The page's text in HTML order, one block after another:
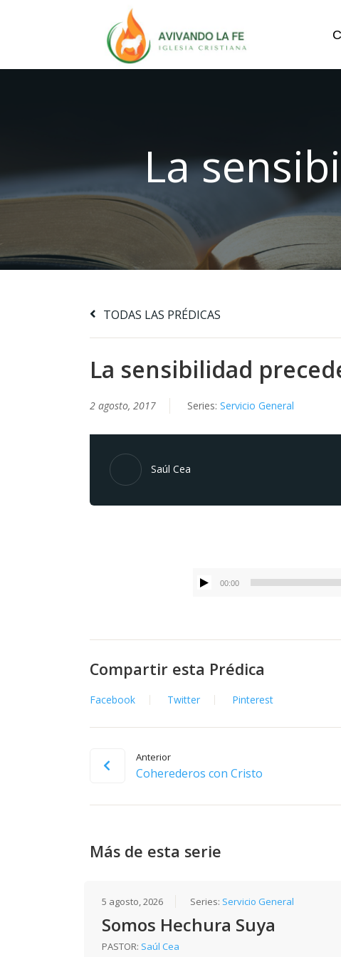
La
TODAS LAS PRÉDICAS
La sensibilidad
2 agosto, 2017 Series: Servicio General
Saúl Cea
00:00
Compartir esta Prédica
Facebook Twitter Pinterest
Anterior
Coherederos con Cristo
Más de esta serie
5 agosto, 2026 Series: Servicio General
Somos Hechura Suya
PASTOR: Saúl Cea